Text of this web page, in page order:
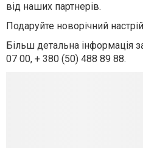
від наших партнерів.
Подаруйте новорічний
Більш детальна інформація
07 00, + 380 (50) 488 89 88.